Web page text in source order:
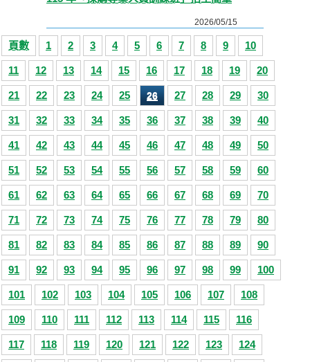
2026/05/15
頁數 1 2 3 4 5 6 7 8 9 10
11 12 13 14 15 16 17 18 19 20
21 22 23 24 25 26 27 28 29 30
31 32 33 34 35 36 37 38 39 40
41 42 43 44 45 46 47 48 49 50
51 52 53 54 55 56 57 58 59 60
61 62 63 64 65 66 67 68 69 70
71 72 73 74 75 76 77 78 79 80
81 82 83 84 85 86 87 88 89 90
91 92 93 94 95 96 97 98 99 100
101 102 103 104 105 106 107 108
109 110 111 112 113 114 115 116
117 118 119 120 121 122 123 124